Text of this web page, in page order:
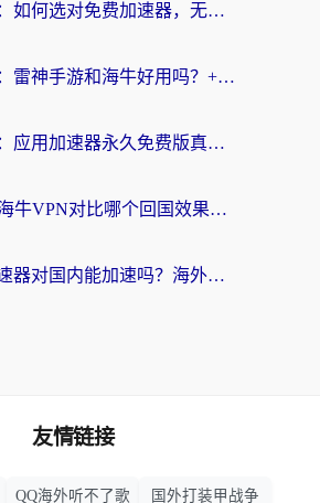
海外党必看：如何选对免费加速器，无缝访问国内资源不踩坑？
海外党必看：雷神手游和海牛好用吗？+3款热门加速器实测对比，附番茄加速器无缝回国指南
海外党必看：应用加速器永久免费版真的存在吗？教你选对回国加速器无缝刷国内资源
穿梭VPN和海牛VPN对比哪个回国效果更好？海外华人亲测3款热门加速器+避坑指南
在国外用加速器对国内能加速吗？海外党亲测有效的无缝访问指南
友情链接
QQ海外听不了歌 国外打装甲战争